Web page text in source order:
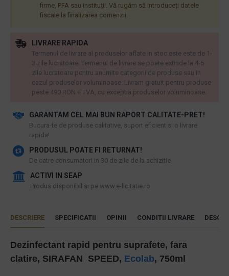
GARANTAM CEL MAI BUN RAPORT CALITATE-PRET!
​Bucura-te de produse calitative, suport eficient si o livrare
rapida!
PRODUSUL POATE FI RETURNAT!
De catre consumatori in 30 de zile de la achizitie
ACTIVI IN SEAP
Produs disponibil si pe www.e-licitatie.ro
firme, PFA sau instituții. Vă rugăm să introduceți datele
fiscale la finalizarea comenzii.
LIVRARE RAPIDA
Termenul de livrare al produselor aflate in stoc este este de 1-
3 zile lucratoare. Termenul de livrare se poate extinde la 4-5
zile lucratoare pentru anumite categorii de produse sau in
cazul produselor voluminoase. Livram gratuit pentru produse
peste 490 RON + TVA, cu exceptia produselor voluminoase.
DESCRIERE SPECIFICATII OPINII CONDITII LIVRARE
Dezinfectant rapid pentru suprafete, fara
clatire, SIRAFAN SPEED, Ecolab, 750ml